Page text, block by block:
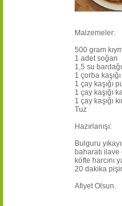
Malzemeler:
500 gram
1 adet soğan
1,5 su
1 çorba
1 çay kaşığı
1 çay kaşığı
1 çay kaşığı
Tuz
Hazırlanışı:
Bulguru
baharatı
köfte harcını
20 dakika
Afiyet Olsun.